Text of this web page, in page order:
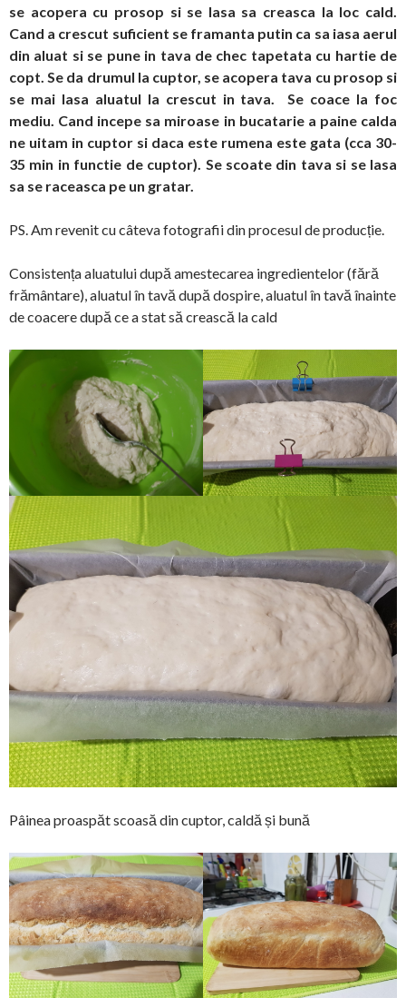
se acopera cu prosop si se lasa sa creasca la loc cald.
Cand a crescut suficient se framanta putin ca sa iasa aerul
din aluat si se pune in tava de chec tapetata cu hartie de
copt. Se da drumul la cuptor, se acopera tava cu prosop si
se mai lasa aluatul la crescut in tava. Se coace la foc
mediu. Cand incepe sa miroase in bucatarie a paine calda
ne uitam in cuptor si daca este rumena este gata (cca 30-
35 min in functie de cuptor). Se scoate din tava si se lasa
sa se raceasca pe un gratar.
PS. Am revenit cu câteva fotografii din procesul de producție.
Consistența aluatului după amestecarea ingredientelor (fără
frământare), aluatul în tavă după dospire, aluatul în tavă înainte
de coacere după ce a stat să crească la cald
Pâinea proaspăt scoasă din cuptor, caldă și bună